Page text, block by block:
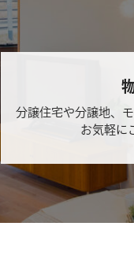
分譲住宅や分譲地、
お気軽に